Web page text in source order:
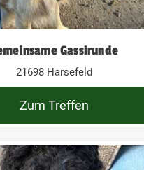
Gassirunde
21698 Harsefeld
Zum Treffen